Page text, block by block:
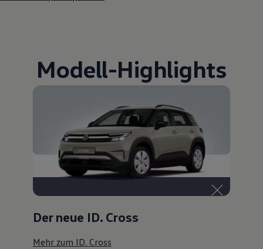
Modell-Highlights
Der neue ID. Cross
Mehr zum ID. Cross